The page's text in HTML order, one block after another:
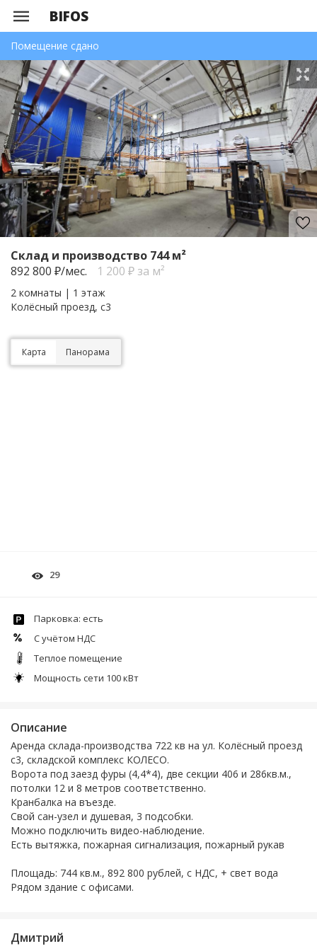
BIFOS
Помещение сдано
Склад и производство 744 м²
892 800 ₽/мес. 1 200 ₽ за м²
2 комнаты | 1 этаж
Колёсный проезд, с3
Карта Панорама
29
Парковка: есть
С учётом НДС
Теплое помещение
Мощность сети 100 кВт
Описание
Аренда склада-производства 722 кв на ул. Колёсный проезд
с3, складской комплекс КОЛЕСО.
Ворота под заезд фуры (4,4*4), две секции 406 и 286кв.м.,
потолки 12 и 8 метров соответственно.
Кранбалка на въезде.
Свой сан-узел и душевая, 3 подсобки.
Можно подключить видео-наблюдение.
Есть вытяжка, пожарная сигнализация, пожарный рукав
Площадь: 744 кв.м., 892 800 рублей, с НДС, + свет вода
Рядом здание с офисами.
Дмитрий